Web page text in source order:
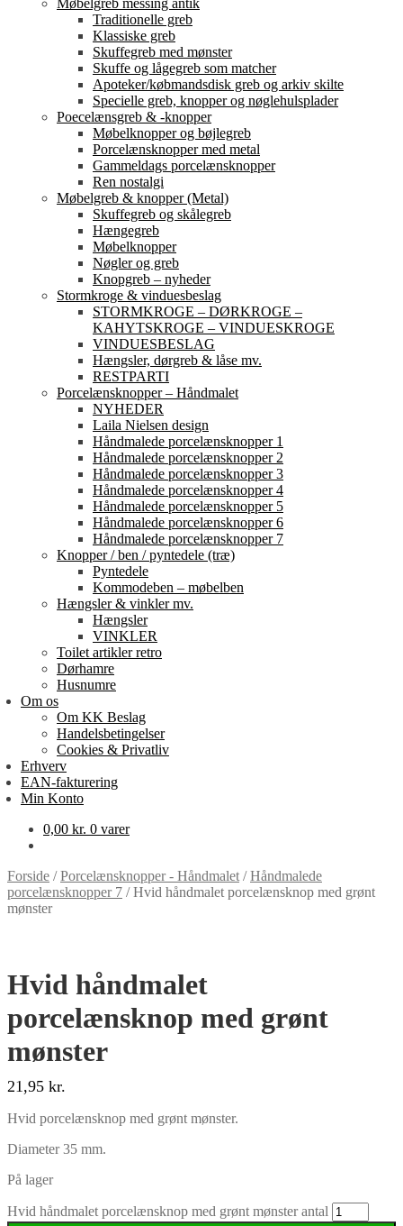
Møbelgreb messing antik
Traditionelle greb
Klassiske greb
Skuffegreb med mønster
Skuffe og lågegreb som matcher
Apoteker/købmandsdisk greb og arkiv skilte
Specielle greb, knopper og nøglehulsplader
Poecelænsgreb & -knopper
Møbelknopper og bøjlegreb
Porcelænsknopper med metal
Gammeldags porcelænsknopper
Ren nostalgi
Møbelgreb & knopper (Metal)
Skuffegreb og skålegreb
Hængegreb
Møbelknopper
Nøgler og greb
Knopgreb – nyheder
Stormkroge & vinduesbeslag
STORMKROGE – DØRKROGE –
KAHYTSKROGE – VINDUESKROGE
VINDUESBESLAG
Hængsler, dørgreb & låse mv.
RESTPARTI
Porcelænsknopper – Håndmalet
NYHEDER
Laila Nielsen design
Håndmalede porcelænsknopper 1
Håndmalede porcelænsknopper 2
Håndmalede porcelænsknopper 3
Håndmalede porcelænsknopper 4
Håndmalede porcelænsknopper 5
Håndmalede porcelænsknopper 6
Håndmalede porcelænsknopper 7
Knopper / ben / pyntedele (træ)
Pyntedele
Kommodeben – møbelben
Hængsler & vinkler mv.
Hængsler
VINKLER
Toilet artikler retro
Dørhamre
Husnumre
Om os
Om KK Beslag
Handelsbetingelser
Cookies & Privatliv
Erhverv
EAN-fakturering
Min Konto
0,00 kr. 0 varer
Forside /Porcelænsknopper - Håndmalet /Håndmalede
porcelænsknopper 7 /Hvid håndmalet porcelænsknop med grønt
mønster
Hvid håndmalet
porcelænsknop med grønt
mønster
21,95 kr.
Hvid porcelænsknop med grønt mønster.
Diameter 35 mm.
På lager
Hvid håndmalet porcelænsknop med grønt mønster antal